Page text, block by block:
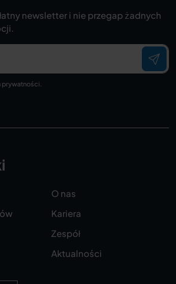
newsletter i nie przegap żadnych
prywatności
O nas
Kariera
Zespół
Aktualności